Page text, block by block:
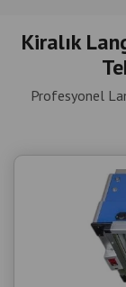
Kiralık
Profesyonel